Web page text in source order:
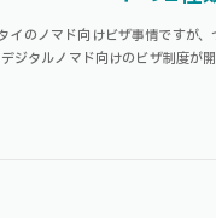
イのノマド向けビザ事情ですが、
ジタルノマド向けのビザ制度が
のがそれに該当し、正式名称は